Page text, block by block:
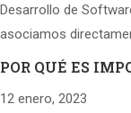
Desarrollo de
asociamos
POR QUÉ ES
12 enero, 2023